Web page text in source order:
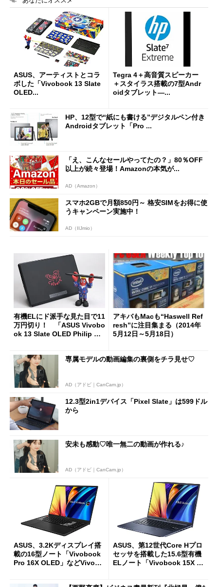
ASUS、アーティストとコラ
ボした「Vivobook 13 Slate
OLED...
Tegra 4＋高音質スピーカー
＋スタイラス搭載の7型Andr
oidタブレット―...
HP、12型で“紙にも書ける”デジタルペン付き
Androidタブレット「Pro ...
「え、こんなセールやってたの？」80％OFF
以上が続々登場！Amazonの本気が...
AD（Amazon）
スマホ2GBで月額850円～ 格安SIMをお得に使
うキャンペーン実施中！
AD（IIJmio）
有機ELにド派手な見た目で11
万円切り！ 「ASUS Vivobo
ok 13 Slate OLED Philip Col
アキバもMacも“Haswell Ref
resh”に注目集まる（2014年
5月12日～5月18日）
専属モデルの動画編集の裏側をチラ見せ♡
AD（アドビ｜CanCam.jp）
12.3型2in1デバイス「Pixel Slate」は599ドル
から
安未も感動♡唯一無二の動画が作れる♪
AD（アドビ｜CanCam.jp）
ASUS、3.2Kディスプレイ搭
載の16型ノート「Vivobook
Pro 16X OLED」などVivobo
ASUS、第12世代Core Hプロ
セッサを搭載した15.6型有機
ELノート「Vivobook 15X O